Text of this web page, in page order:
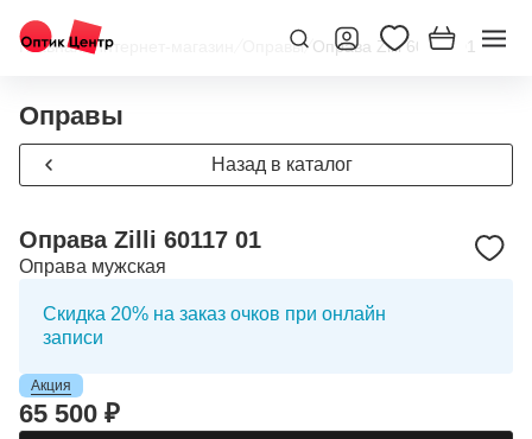
Главная/Интернет-магазин Оправы/ Оправа Zilli 60117 01
Оправы
Назад в каталог
Оправа Zilli 60117 01
Оправа мужская
Скидка 20% на заказ очков при онлайн
записи
Акция
65 500 ₽